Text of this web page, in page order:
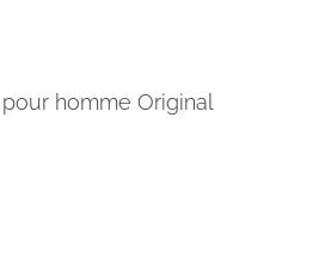
homme Original